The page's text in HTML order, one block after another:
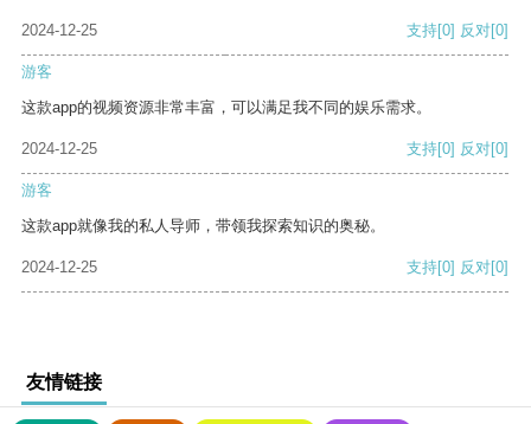
2024-12-25 支持[0] 反对[0]
游客
这款app的视频资源非常丰富，可以满足我不同的娱乐需求。
2024-12-25 支持[0] 反对[0]
游客
这款app就像我的私人导师，带领我探索知识的奥秘。
2024-12-25 支持[0] 反对[0]
友情链接